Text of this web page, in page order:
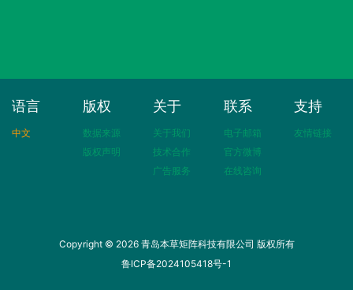
语言
中文
版权
数据来源
版权声明
关于
关于我们
技术合作
广告服务
联系
电子邮箱
官方微博
在线咨询
支持
友情链接
Copyright © 2026 青岛本草矩阵科技有限公司 版权所有
鲁ICP备2024105418号-1